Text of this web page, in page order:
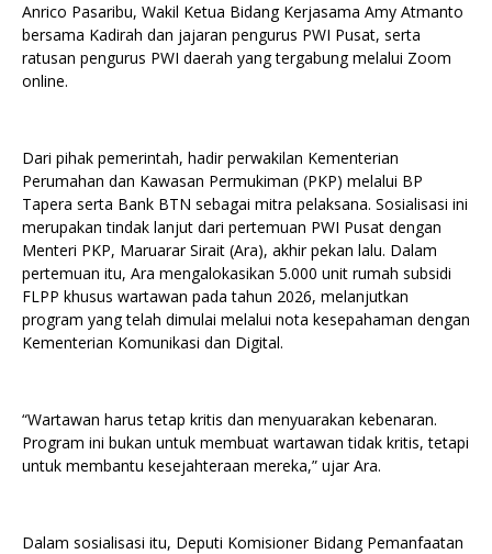
Anrico Pasaribu, Wakil Ketua Bidang Kerjasama Amy Atmanto
bersama Kadirah dan jajaran pengurus PWI Pusat, serta
ratusan pengurus PWI daerah yang tergabung melalui Zoom
online.
Dari pihak pemerintah, hadir perwakilan Kementerian
Perumahan dan Kawasan Permukiman (PKP) melalui BP
Tapera serta Bank BTN sebagai mitra pelaksana. Sosialisasi ini
merupakan tindak lanjut dari pertemuan PWI Pusat dengan
Menteri PKP, Maruarar Sirait (Ara), akhir pekan lalu. Dalam
pertemuan itu, Ara mengalokasikan 5.000 unit rumah subsidi
FLPP khusus wartawan pada tahun 2026, melanjutkan
program yang telah dimulai melalui nota kesepahaman dengan
Kementerian Komunikasi dan Digital.
“Wartawan harus tetap kritis dan menyuarakan kebenaran.
Program ini bukan untuk membuat wartawan tidak kritis, tetapi
untuk membantu kesejahteraan mereka,” ujar Ara.
Dalam sosialisasi itu, Deputi Komisioner Bidang Pemanfaatan